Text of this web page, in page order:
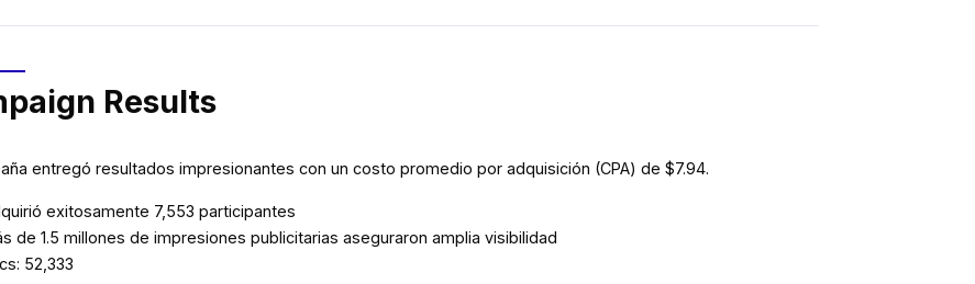
Results
entregó resultados impresionantes con un costo promedio por adquisición (CPA) de $7.94.
exitosamente 7,553 participantes
de 1.5 millones de impresiones publicitarias aseguraron amplia visibilidad
52,333